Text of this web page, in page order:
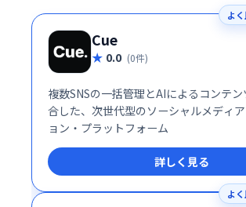
よ
Cue
0.0 (0件)
複数SNSの一括管理とAIによるコンテ
合した、次世代型のソーシャルメディ
ョン・プラットフォーム
詳しく見る
よ